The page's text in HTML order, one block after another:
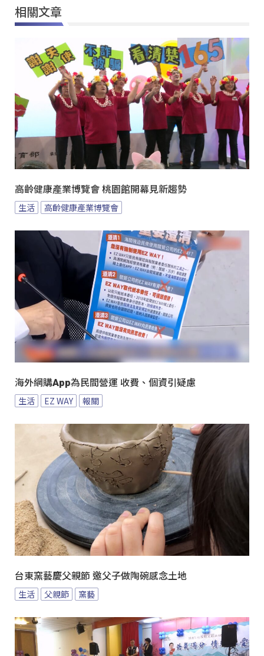
相關文章
高齡健康產業博覽會 桃園館開幕見新趨勢
生活 高齡健康產業博覽會
海外網購App為民間營運 收費、個資引疑慮
生活 EZ WAY 報關
台東窯藝慶父親節 邀父子做陶碗感念土地
生活 父親節 窯藝